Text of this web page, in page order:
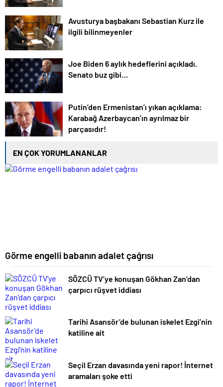
Avusturya başbakanı Sebastian Kurz ile
ilgili bilinmeyenler
Joe Biden 6 aylık hedeflerini açıkladı.
Senato buz gibi…
Putin’den Ermenistan’ı yıkan açıklama:
Karabağ Azerbaycan’ın ayrılmaz bir
parçasıdır!
EN ÇOK YORUMLANANLAR
Görme engelli babanın adalet çağrısı
SÖZCÜ TV’ye konuşan Gökhan Zan’dan
çarpıcı rüşvet iddiası
Tarihi Asansör’de bulunan iskelet Ezgi’nin
katiline ait
Seçil Erzan davasında yeni rapor! İnternet
aramaları şoke etti